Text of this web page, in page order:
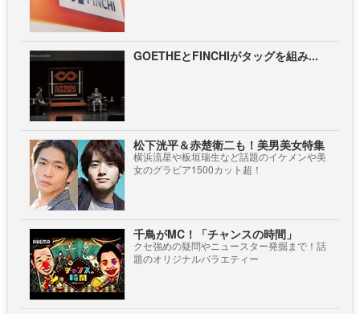
GOETHEとFINCHIがタッグを組み...
松下洸平＆赤楚衛二も！美男美女特集
横浜流星や板垣瑞生など話題のイケメンや美
女のグラビア1500カット超！
千鳥がMC！「チャンスの時間」
クセ強めの疑問やニュースター発掘まで！話
題のオリジナルバラエティー